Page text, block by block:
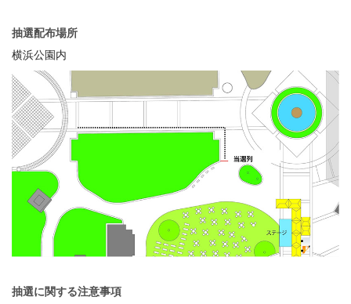
抽選配布場所
横浜公園内
抽選に関する注意事項